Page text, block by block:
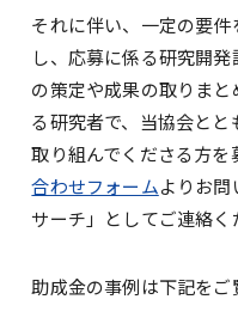
それに伴い、一定の要
し、応募に係る研究開
の策定や成果の取りま
る研究者で、当協会と
取り組んでくださる方を
合わせフォームよりお
サーチ」としてご連絡く
助成金の事例は下記をご